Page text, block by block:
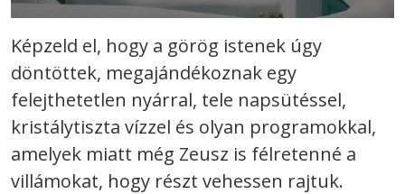
Képzeld el, hogy a görög istenek úgy
döntöttek, megajándékoznak egy
felejthetetlen nyárral, tele napsütéssel,
kristálytiszta vízzel és olyan programokkal,
amelyek miatt még Zeusz is félretenné a
villámokat, hogy részt vehessen rajtuk.